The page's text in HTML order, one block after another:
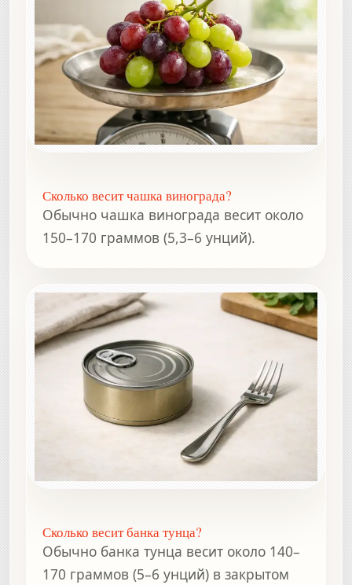
Сколько весит чашка винограда?
Обычно чашка винограда весит около
150–170 граммов (5,3–6 унций).
Сколько весит банка тунца?
Обычно банка тунца весит около 140–
170 граммов (5–6 унций) в закрытом